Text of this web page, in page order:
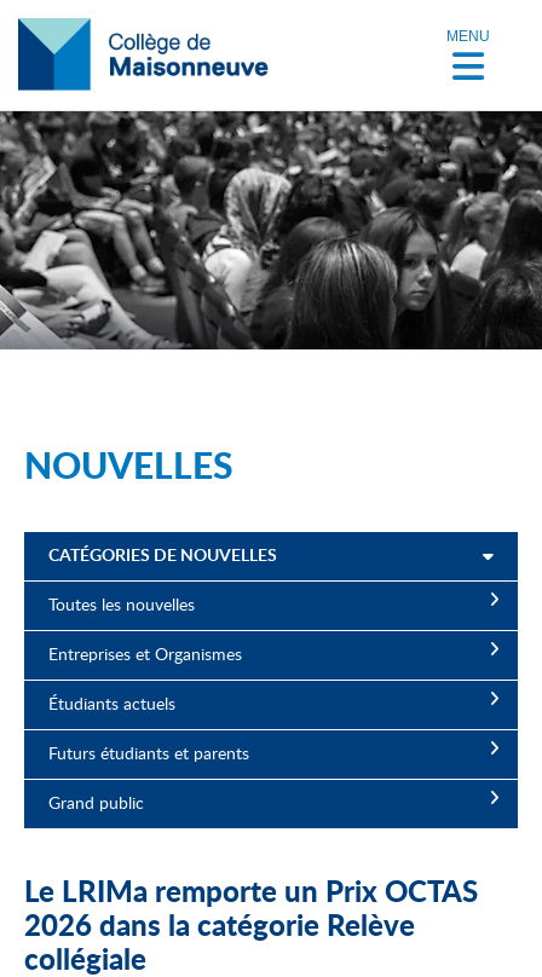
MENU
NOUVELLES
CATÉGORIES DE NOUVELLES
Toutes les nouvelles
Entreprises et Organismes
Étudiants actuels
Futurs étudiants et parents
Grand public
Le LRIMa remporte un Prix OCTAS
2026 dans la catégorie Relève
collégiale